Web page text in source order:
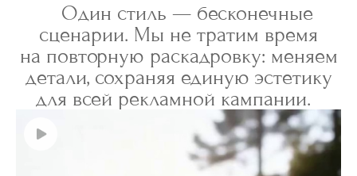
Один стиль — бесконечные
сценарии. Мы не тратим время
на повторную раскадровку: меняем
детали, сохраняя единую эстетику
для всей рекламной кампании.